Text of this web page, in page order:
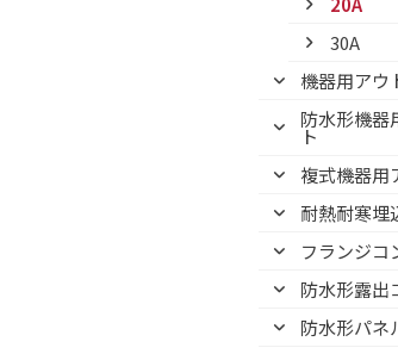
30A
機器用アウ
防水形機器
ト
複式機器用
耐熱耐寒埋
フランジコ
防水形露出
防水形パネ